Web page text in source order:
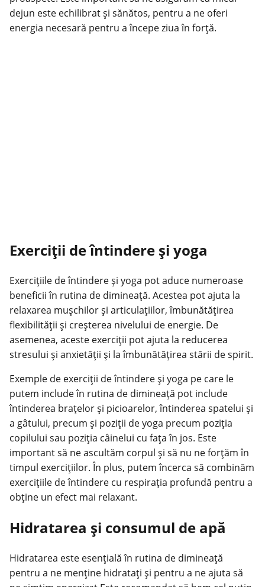
dejun este echilibrat și sănătos, pentru a ne oferi
energia necesară pentru a începe ziua în forță.
Exerciții de întindere și yoga
Exercițiile de întindere și yoga pot aduce numeroase
beneficii în rutina de dimineață. Acestea pot ajuta la
relaxarea mușchilor și articulațiilor, îmbunătățirea
flexibilității și creșterea nivelului de energie. De
asemenea, aceste exerciții pot ajuta la reducerea
stresului și anxietății și la îmbunătățirea stării de spirit.
Exemple de exerciții de întindere și yoga pe care le
putem include în rutina de dimineață pot include
întinderea brațelor și picioarelor, întinderea spatelui și
a gâtului, precum și poziții de yoga precum poziția
copilului sau poziția câinelui cu fața în jos. Este
important să ne ascultăm corpul și să nu ne forțăm în
timpul exercițiilor. În plus, putem încerca să combinăm
exercițiile de întindere cu respirația profundă pentru a
obține un efect mai relaxant.
Hidratarea și consumul de apă
Hidratarea este esențială în rutina de dimineață
pentru a ne menține hidratați și pentru a ne ajuta să